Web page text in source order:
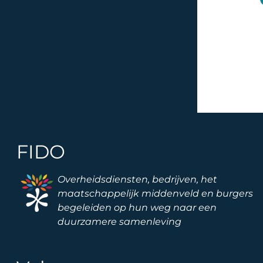
FIDO
Image
Overheidsdiensten, bedrijven, het
maatschappelijk middenveld en burgers
begeleiden op hun weg naar een
duurzamere samenleving